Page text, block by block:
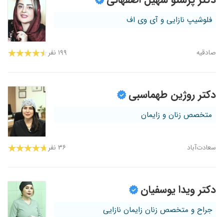
فلوشیپ نازایی و آی وی اف
صادقیه ۱۹۹ نفر
دکتر روژین طهماسبی
متخصص زنان و زایمان
سعادت‌آباد ۳۶ نفر
دکتر ویدا یوسفیان
جراح و متخصص زنان زایمان نازایی